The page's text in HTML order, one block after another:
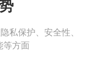
私保护、安全性、
等方面